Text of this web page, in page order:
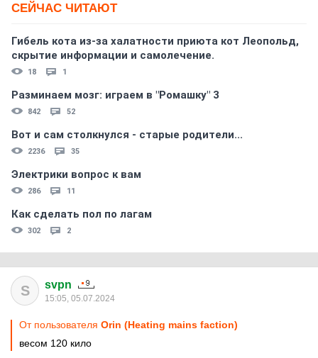
СЕЙЧАС ЧИТАЮТ
Гибель кота из-за халатности приюта кот Леопольд,
скрытиe информации и самолечение.
18 1
Разминаем мозг: играем в "Ромашку" 3
842 52
Вот и сам столкнулся - старые родители...
2236 35
Электрики вопрос к вам
286 11
Как сделать пол по лагам
302 2
S svpn
15:05, 05.07.2024
От пользователя Orin (Heating mains faction)
весом 120 кило